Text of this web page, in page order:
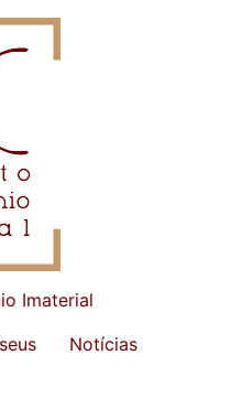
Imaterial
Notícias